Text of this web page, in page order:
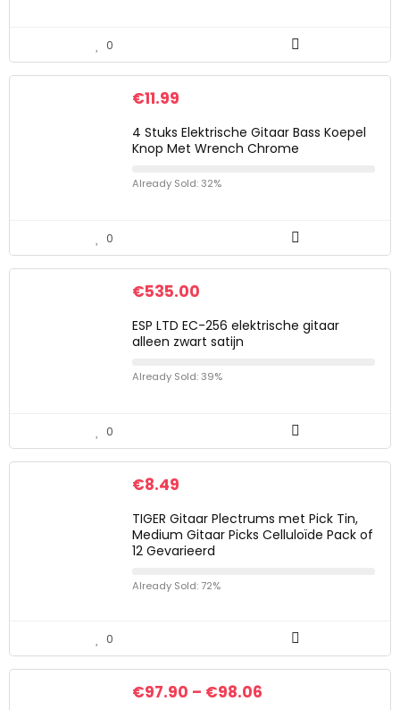
0
€11.99
4 Stuks Elektrische Gitaar Bass Koepel
Knop Met Wrench Chrome
Already Sold: 32%
0
€535.00
ESP LTD EC-256 elektrische gitaar
alleen zwart satijn
Already Sold: 39%
0
€8.49
TIGER Gitaar Plectrums met Pick Tin,
Medium Gitaar Picks Celluloïde Pack of
12 Gevarieerd
Already Sold: 72%
0
€97.90 – €98.06